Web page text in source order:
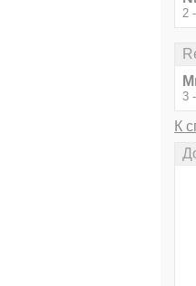
2
3
К